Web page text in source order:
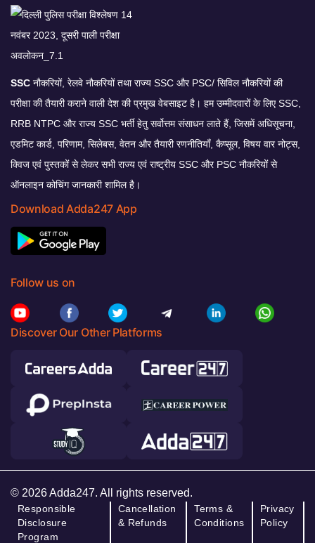
SSC नौकरियों, रेलवे नौकरियों तथा राज्य SSC और PSC/ सिविल नौकरियों की
परीक्षा की तैयारी कराने वाली देश की प्रमुख वेबसाइट है। हम उम्मीदवारों के लिए SSC,
RRB NTPC और राज्य SSC भर्ती हेतु सर्वोत्तम संसाधन लाते हैं, जिसमें अधिसूचना,
एडमिट कार्ड, परिणाम, सिलेबस, वेतन और तैयारी रणनीतियाँ, कैप्सूल, विषय वार नोट्स,
क्विज एवं पुस्तकों से लेकर सभी राज्य एवं राष्ट्रीय SSC और PSC नौकरियों से
ऑनलाइन कोचिंग जानकारी शामिल है।
Download Adda247 App
Follow us on
Discover Our Other Platforms
© 2026 Adda247. All rights reserved.
Responsible
Disclosure
Program
Cancellation
& Refunds
Terms &
Conditions
Privacy
Policy